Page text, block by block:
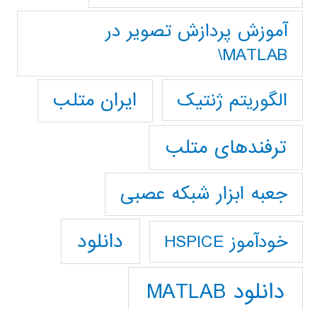
آموزش پردازش تصوير در
MATLAB\
الگوریتم ژنتیک
ایران متلب
ترفندهای متلب
جعبه ابزار شبکه عصبی
خودآموز HSPICE دانلود
دانلود MATLAB